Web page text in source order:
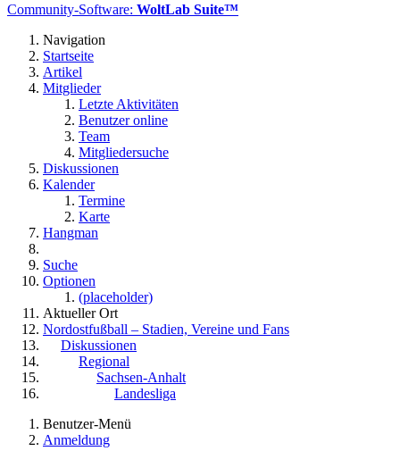
Community-Software: WoltLab Suite™
Navigation
Startseite
Artikel
Mitglieder
Letzte Aktivitäten
Benutzer online
Team
Mitgliedersuche
Diskussionen
Kalender
Termine
Karte
Hangman
Suche
Optionen
(placeholder)
Aktueller Ort
Nordostfußball – Stadien, Vereine und Fans
Diskussionen
Regional
Sachsen-Anhalt
Landesliga
Benutzer-Menü
Anmeldung